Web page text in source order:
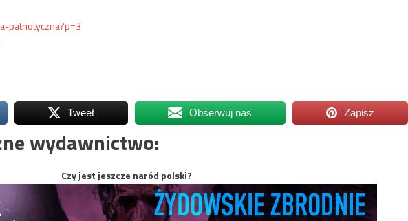
patriotyczna?p=3
Tweet Obserwuj nas Zapisz
wydawnictwo:
Czy jest jeszcze naród polski?